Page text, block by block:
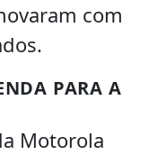
com
PARA A
Motorola